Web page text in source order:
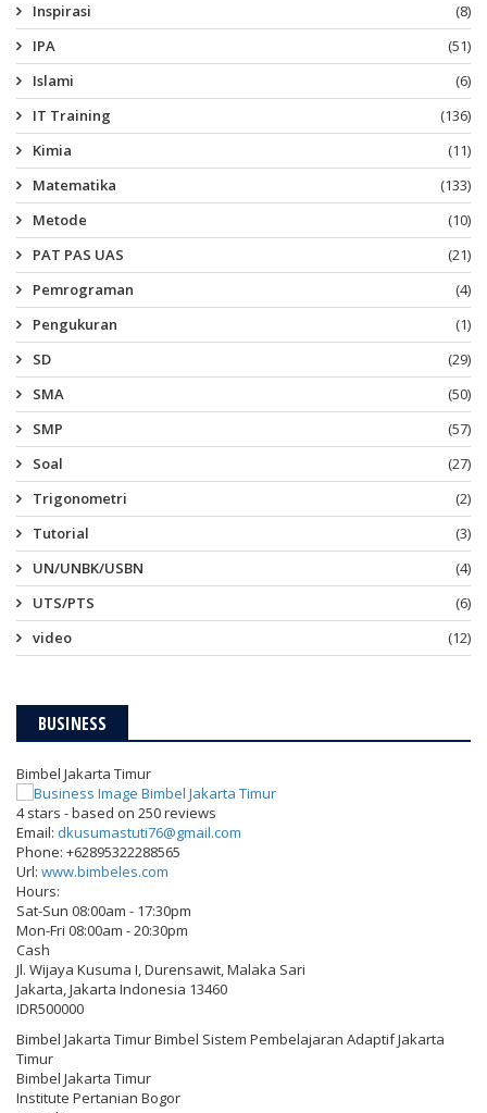
Inspirasi
(8)
IPA
(51)
Islami
(6)
IT Training
(136)
Kimia
(11)
Matematika
(133)
Metode
(10)
PAT PAS UAS
(21)
Pemrograman
(4)
Pengukuran
(1)
SD
(29)
SMA
(50)
SMP
(57)
Soal
(27)
Trigonometri
(2)
Tutorial
(3)
UN/UNBK/USBN
(4)
UTS/PTS
(6)
video
(12)
BUSINESS
Bimbel Jakarta Timur
4stars - based on 250reviews
Email: dkusumastuti76@gmail.com
Phone: +62895322288565
Url: www.bimbeles.com
Hours:
Sat-Sun 08:00am - 17:30pm
Mon-Fri 08:00am - 20:30pm
Cash
Jl. Wijaya Kusuma I, Durensawit, Malaka Sari
Jakarta,Jakarta Indonesia 13460
IDR500000
Bimbel Jakarta Timur Bimbel Sistem Pembelajaran Adaptif Jakarta
Timur
Bimbel Jakarta Timur
Institute Pertanian Bogor